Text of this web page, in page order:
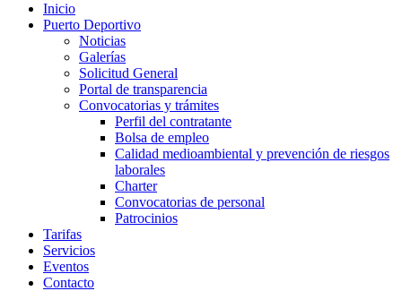
Inicio
Puerto Deportivo
Noticias
Galerías
Solicitud General
Portal de transparencia
Convocatorias y trámites
Perfil del contratante
Bolsa de empleo
Calidad medioambiental y prevención de riesgos
laborales
Charter
Convocatorias de personal
Patrocinios
Tarifas
Servicios
Eventos
Contacto